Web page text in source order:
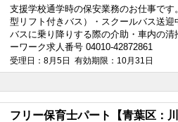
支援学校通学時の保安業務のお仕事で
型リフト付きバス）・スクールバス送
バスに乗り降りする際の介助・車内の
ーワーク求人番号 04010-42872861
受理日：8月5日 有効期限：10月31日
フリー保育士パート【青葉区：